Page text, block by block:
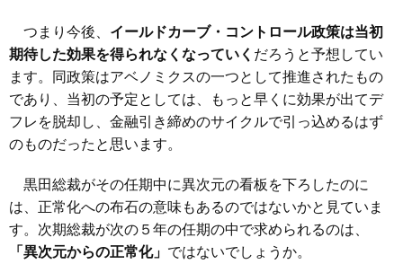
つまり今後、 イールドカーブ・コントロール政策は当初
期待した効果を得られなくなっていく だろうと予想してい
ます。同政策はアベノミクスの一つとして推進されたもの
であり、当初の予定としては、もっと早くに効果が出てデ
フレを脱却し、金融引き締めのサイクルで引っ込めるはず
のものだったと思います。
黒田総裁がその任期中に異次元の看板を下ろしたのに
は、正常化への布石の意味もあるのではないかと見ていま
す。次期総裁が次の５年の任期の中で求められるのは、
「異次元からの正常化」 ではないでしょうか。